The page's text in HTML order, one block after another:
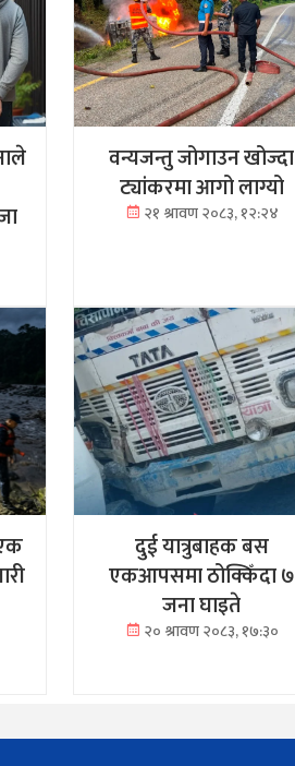
वन्यजन्तु जोगाउन खोज्दा
ट्यांकरमा आगो लाग्यो
२१ श्रावण २०८३, १२:२४
दुई यात्रुबाहक बस
एकआपसमा ठोक्किँदा ७
जना घाइते
२० श्रावण २०८३, १७:३०